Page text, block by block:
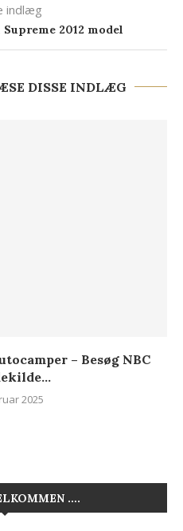
indlæg
2012 model
DISSE INDLÆG
– Besøg NBC
2025
….